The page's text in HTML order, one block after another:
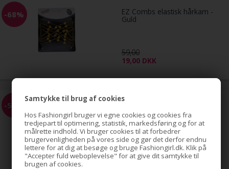
Samtykke til brug af cookies
Hos Fashiongirl bruger vi egne cookies og cookies fra
tredjepart til optimering, statistik, markedsføring og for at
målrette indhold. Vi bruger cookies til at forbedrer
brugervenligheden på vores side og gør det derfor endnu
lettere for at dig at besøge og bruge Fashiongirl.dk. Klik på
"Accepter fuld weboplevelse" for at give dit samtykke til
brugen af cookies.
-68% EZ Combs elastisk hårkam -
Guld
59,00
19,00 DKK
-51% Bendy Flexible Rollers 10 stk. -
Skumcurlere / papilotter
99,00
49,00DKK